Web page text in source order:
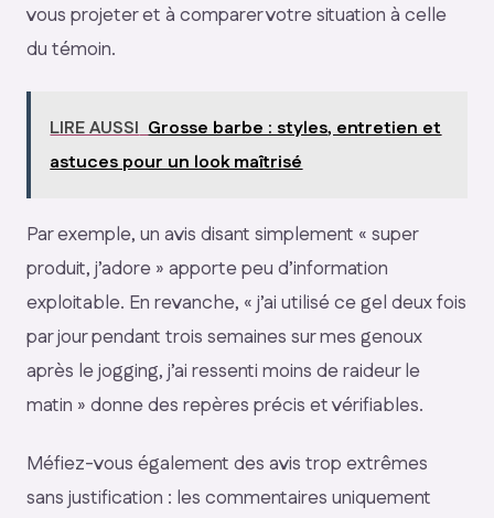
vous projeter et à comparer votre situation à celle
du témoin.
LIRE AUSSI Grosse barbe : styles, entretien et
astuces pour un look maîtrisé
Par exemple, un avis disant simplement « super
produit, j’adore » apporte peu d’information
exploitable. En revanche, « j’ai utilisé ce gel deux fois
par jour pendant trois semaines sur mes genoux
après le jogging, j’ai ressenti moins de raideur le
matin » donne des repères précis et vérifiables.
Méfiez-vous également des avis trop extrêmes
sans justification : les commentaires uniquement